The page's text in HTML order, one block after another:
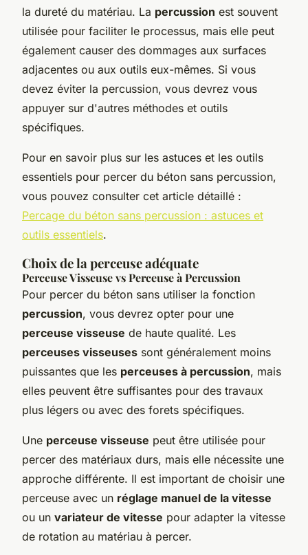
la dureté du matériau. La percussion est souvent
utilisée pour faciliter le processus, mais elle peut
également causer des dommages aux surfaces
adjacentes ou aux outils eux-mêmes. Si vous
devez éviter la percussion, vous devrez vous
appuyer sur d'autres méthodes et outils
spécifiques.
Pour en savoir plus sur les astuces et les outils
essentiels pour percer du béton sans percussion,
vous pouvez consulter cet article détaillé :
Percage du béton sans percussion : astuces et
outils essentiels.
Choix de la perceuse adéquate
Perceuse Visseuse vs Perceuse à Percussion
Pour percer du béton sans utiliser la fonction
percussion, vous devrez opter pour une
perceuse visseuse de haute qualité. Les
perceuses visseuses sont généralement moins
puissantes que les perceuses à percussion, mais
elles peuvent être suffisantes pour des travaux
plus légers ou avec des forets spécifiques.
Une perceuse visseuse peut être utilisée pour
percer des matériaux durs, mais elle nécessite une
approche différente. Il est important de choisir une
perceuse avec un réglage manuel de la vitesse
ou un variateur de vitesse pour adapter la vitesse
de rotation au matériau à percer.